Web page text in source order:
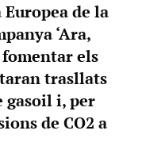
de la
‘Ara,
fomentar els
trasllats
gasoil i, per
de CO2 a